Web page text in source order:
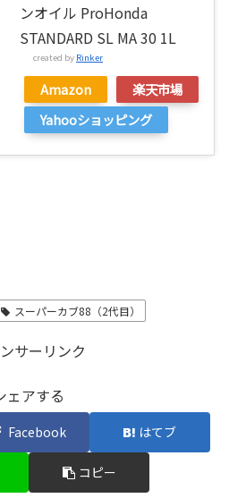
ンオイル ProHonda
STANDARD SL MA 30 1L
created by Rinker
Amazon
楽天市場
Yahooショッピング
スーパーカブ88（2代目）
サーリンク
ェアする
Facebook はてブ
コピー